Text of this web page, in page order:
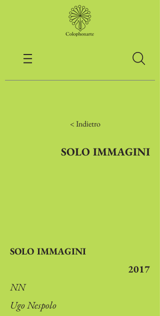
< Indietro
SOLO IMMAGINI
SOLO IMMAGINI
2017
NN
Ugo Nespolo